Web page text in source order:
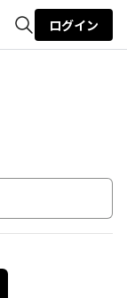
ログイン